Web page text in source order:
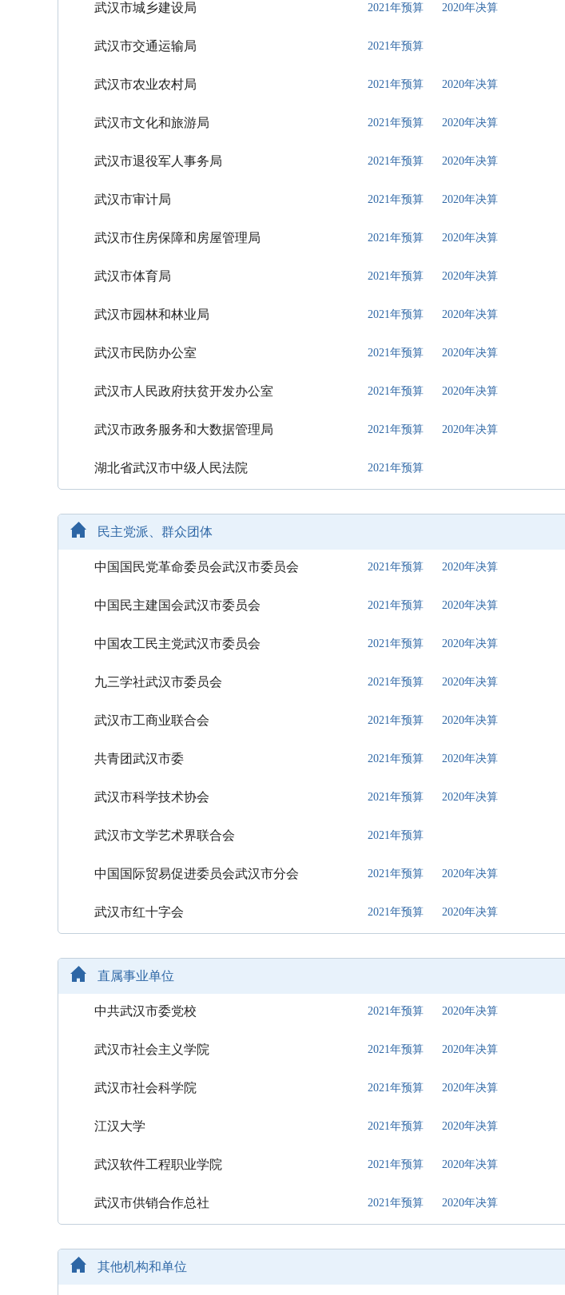
武汉市城乡建设局 2021年预算 2020年决算
武汉市交通运输局 2021年预算
武汉市农业农村局 2021年预算 2020年决算
武汉市文化和旅游局 2021年预算 2020年决算
武汉市退役军人事务局 2021年预算 2020年决算
武汉市审计局 2021年预算 2020年决算
武汉市住房保障和房屋管理局 2021年预算 2020年决算
武汉市体育局 2021年预算 2020年决算
武汉市园林和林业局 2021年预算 2020年决算
武汉市民防办公室 2021年预算 2020年决算
武汉市人民政府扶贫开发办公室 2021年预算 2020年决算
武汉市政务服务和大数据管理局 2021年预算 2020年决算
湖北省武汉市中级人民法院 2021年预算
民主党派、群众团体
中国国民党革命委员会武汉市委员会 2021年预算 2020年决算
中国民主建国会武汉市委员会 2021年预算 2020年决算
中国农工民主党武汉市委员会 2021年预算 2020年决算
九三学社武汉市委员会 2021年预算 2020年决算
武汉市工商业联合会 2021年预算 2020年决算
共青团武汉市委 2021年预算 2020年决算
武汉市科学技术协会 2021年预算 2020年决算
武汉市文学艺术界联合会 2021年预算
中国国际贸易促进委员会武汉市分会 2021年预算 2020年决算
武汉市红十字会 2021年预算 2020年决算
直属事业单位
中共武汉市委党校 2021年预算 2020年决算
武汉市社会主义学院 2021年预算 2020年决算
武汉市社会科学院 2021年预算 2020年决算
江汉大学 2021年预算 2020年决算
武汉软件工程职业学院 2021年预算 2020年决算
武汉市供销合作总社 2021年预算 2020年决算
其他机构和单位